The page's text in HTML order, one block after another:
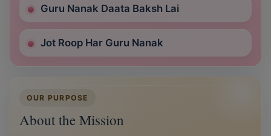
Guru Nanak Daata Baksh Lai
Jot Roop Har Guru Nanak
OUR PURPOSE
About the Mission